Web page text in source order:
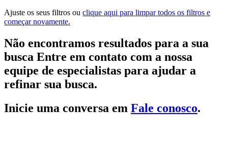
Ajuste os seus filtros ou clique aqui para limpar todos os filtros e
começar novamente.
Não encontramos resultados para a sua
busca Entre em contato com a nossa
equipe de especialistas para ajudar a
refinar sua busca.
Inicie uma conversa em Fale conosco.